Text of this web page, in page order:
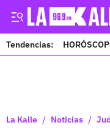
Tendencias:
La Kalle / Noticias /